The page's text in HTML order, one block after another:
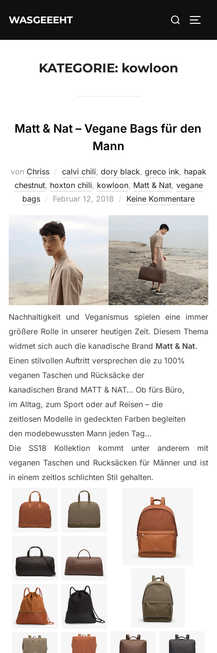
InhaltWASGEEEHT
Suchen
KATEGORIE: kowloon
Matt & Nat – Vegane Bags für den
Mann
von Chriss calvi chili, dory black, greco ink, hapak
chestnut, hoxton chili, kowloon, Matt & Nat, vegane
bags
Veröffentlicht
Februar 12, 2018 Keine Kommentare
Nachhaltigkeit und Veganismus spielen eine immer
größere Rolle in unserer heutigen Zeit. Diesem Thema
widmet sich auch die kanadische Brand Matt & Nat.
Einen stilvollen Auftritt versprechen die zu 100%
veganen Taschen und Rücksäcke der
kanadischen Brand MATT & NAT… Ob fürs Büro,
im Alltag, zum Sport oder auf Reisen – die
zeitlosen Modelle in gedeckten Farben begleiten
den modebewussten Mann jeden Tag…
Die SS18 Kollektion kommt unter anderem mit
veganen Taschen und Rucksäcken für Männer und ist
in einem zeitlos schlichten Stil gehalten.